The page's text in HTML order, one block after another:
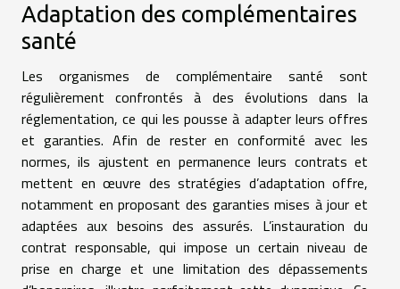
Adaptation des complémentaires
santé
Les organismes de complémentaire santé sont
régulièrement confrontés à des évolutions dans la
réglementation, ce qui les pousse à adapter leurs offres
et garanties. Afin de rester en conformité avec les
normes, ils ajustent en permanence leurs contrats et
mettent en œuvre des stratégies d’adaptation offre,
notamment en proposant des garanties mises à jour et
adaptées aux besoins des assurés. L’instauration du
contrat responsable, qui impose un certain niveau de
prise en charge et une limitation des dépassements